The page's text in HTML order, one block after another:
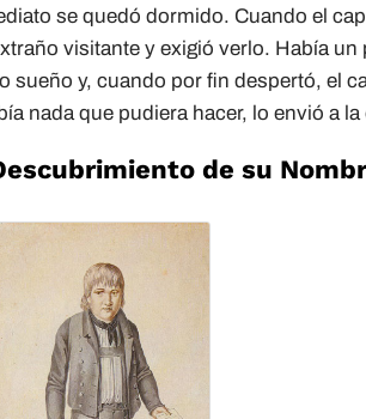
se quedó dormido. Cuando el
visitante y exigió verlo. Había un
sueño y, cuando por fin despertó, el
nada que pudiera hacer, lo envió a
de su